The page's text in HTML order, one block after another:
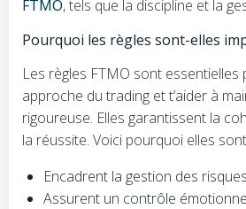
FTMO, tels que la discipline et la
Pourquoi les règles sont-elles
Les règles FTMO sont
approche du trading et t’aider à
rigoureuse. Elles garantissent la
la réussite. Voici pourquoi elles
Encadrent la gestion des risques
Assurent un contrôle